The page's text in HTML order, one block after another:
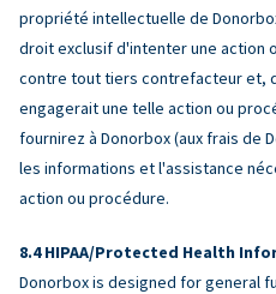
propriété intellectuelle de
droit exclusif d'intenter une action
contre tout tiers contrefacteur et,
engagerait une telle action ou
fournirez à Donorbox (aux frais de
les informations et l'assistance
action ou procédure.
HIPAA/Protected Health
Donorbox is designed for general